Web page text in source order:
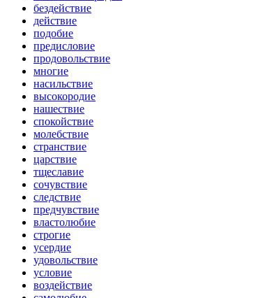
бездействие
действие
подобие
предисловие
продовольствие
многие
насильствие
высокородие
нашествие
спокойствие
молебствие
странствие
царствие
тщеславие
сочувствие
следствие
предчувствие
властолюбие
строгие
усердие
удовольствие
условие
воздействие